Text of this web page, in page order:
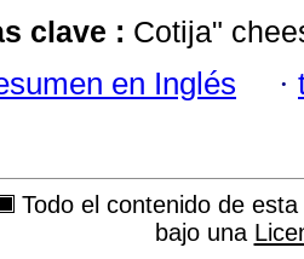
clave : Cotija"
en Inglés ·
Todo el contenido de
bajo una